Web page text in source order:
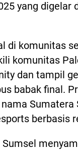
yang digelar
di komunitas
komunitas
dan tampil
babak final.
Sumatera
berbasis
Sumsel